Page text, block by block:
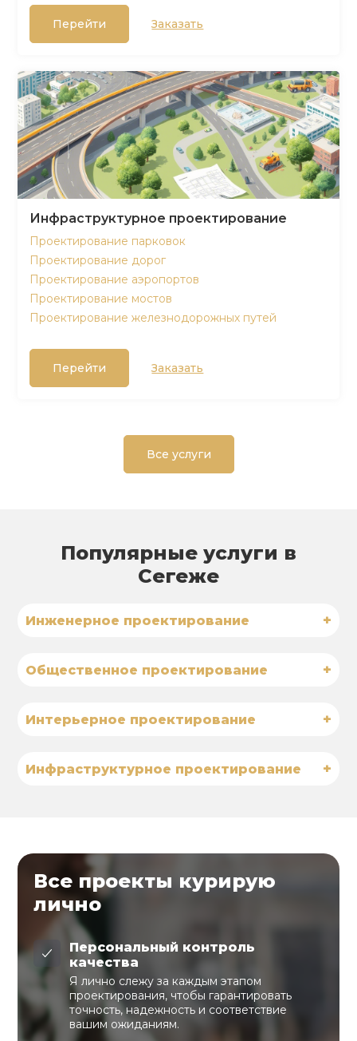
Перейти Заказать
Инфраструктурное проектирование
Проектирование парковок
Проектирование дорог
Проектирование аэропортов
Проектирование мостов
Проектирование железнодорожных путей
Перейти Заказать
Все услуги
Популярные услуги в
Сегеже
Инженерное проектирование +
Общественное проектирование +
Интерьерное проектирование +
Инфраструктурное проектирование +
Все проекты курирую
лично
Персональный контроль
качества
Я лично слежу за каждым этапом
проектирования, чтобы гарантировать
точность, надежность и соответствие
вашим ожиданиям.